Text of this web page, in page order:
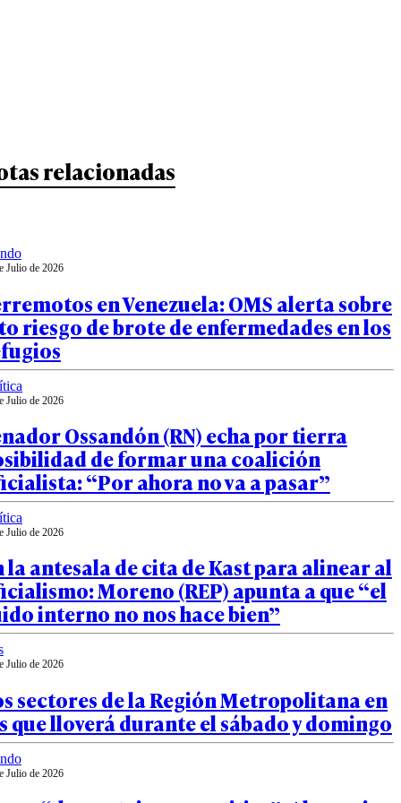
relacionadas
Julio de 2026
en Venezuela: OMS alerta sobre
riesgo de brote de enfermedades en los
Julio de 2026
Ossandón (RN) echa por tierra
de formar una coalición
“Por ahora no va a pasar”
Julio de 2026
la antesala de cita de Kast para alinear al
Moreno (REP) apunta a que “el
interno no nos hace bien”
Julio de 2026
sectores de la Región Metropolitana en
que lloverá durante el sábado y domingo
Julio de 2026